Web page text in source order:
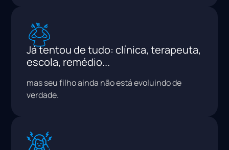
Já tentou de tudo: clínica, terapeuta,
escola, remédio...
mas seu filho ainda não está evoluindo de
verdade.